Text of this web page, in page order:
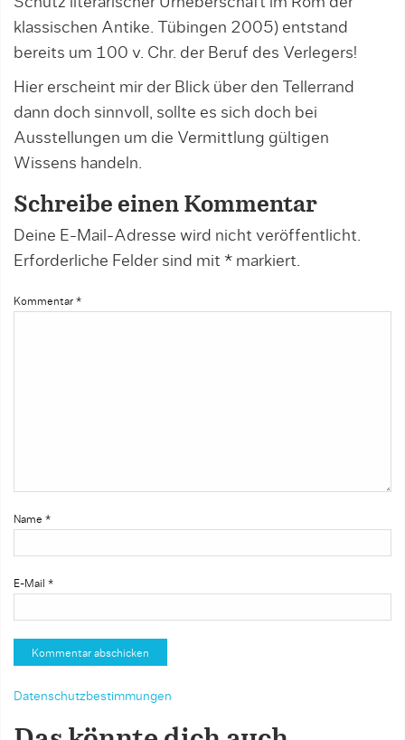
klassischen Antike. Tübingen 2005) entstand
bereits um 100 v. Chr. der Beruf des Verlegers!
Hier erscheint mir der Blick über den Tellerrand
dann doch sinnvoll, sollte es sich doch bei
Ausstellungen um die Vermittlung gültigen
Wissens handeln.
Schreibe einen Kommentar
Deine E-Mail-Adresse wird nicht veröffentlicht.
Erforderliche Felder sind mit * markiert.
Kommentar *
Name *
E-Mail *
Datenschutzbestimmungen